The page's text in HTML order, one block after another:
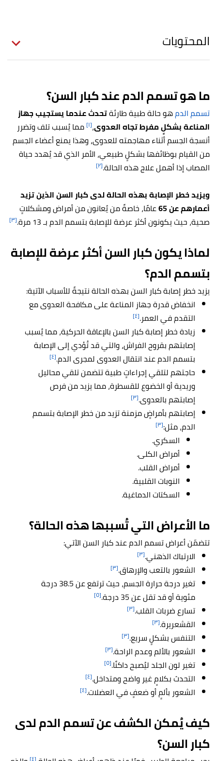
المحتويات
ما هو تسمم الدم عند كبار السن؟
تسمم الدمهو حالة طبية طارئةتحدث عندما يستجيب جهاز
المناعة بشكلٍ مفرط تجاه العدوى،[١] مما يُسبب تلف وتضرر
أنسجة الجسم أثناء مهاجمته للعدوى، وهذا يمنع أعضاء الجسم
من القيام بوظائفها بشكلٍ طبيعي، الأمر الذي قد يُهدد حياة
المصاب إذا أهمل علاج هذه الحالة.[٢]
ويزيد خطر الإصابة بهذه الحالة لدى كبار السن الذين تزيد
أعمارهم عن 65
عامًا، خاصةً من يُعانون من أمراض ومشكلاتٍ
صحية، حيث يكونون أكثر عرضة للإصابة بتسمم الدم بـ 13 مرة.
[٣]
لماذا يكون كبار السن أكثر عرضة للإصابة
بتسمم الدم؟
يزيد خطر إصابة كبار السن بهذه الحالة نتيجةً للأسباب الآتية:
انخفاض قدرة جهاز المناعة على مكافحة العدوى مع
التقدم في العمر.[٤]
زيادة خطر إصابة كبار السن بالإعاقة الحركية، مما يُسبب
إصابتهم بقروح الفراش، والتي قد تُؤدي إلى الإصابة
بتسمم الدم عند انتقال العدوى لمجرى الدم.[٤]
حاجتهم لتلقي إجراءاتٍ طبية تتضمن تلقي محاليل
وريدية أو الخضوع للقسطرة، مما يزيد من فرص
إصابتهم بالعدوى.[٣]
إصابتهم بأمراضٍ مزمنة تزيد من خطر الإصابة بتسمم
الدم، مثل:[٣]
السكري.
أمراض الكلى.
أمراض القلب.
النوبات القلبية.
السكتات الدماغية.
ما الأعراض التي تُسببها هذه الحالة؟
تتضمّن أعراض تسمم الدم عند كبار السن الآتي:
الارتباك الذهني.[٣]
الشعور بالتعب والإرهاق.[٣]
تغير درجة حرارة الجسم، حيث ترتفع عن 38.5 درجة
مئوية أو قد تقل عن 35 درجة.
[٥]
تسارع ضربات القلب.[٣]
القشعريرة.[٣]
التنفس بشكلٍ سريع.[٣]
الشعور بالألم وعدم الراحة.[٣]
تغير لون الجلد ليُصبح داكنًا.[٥]
التحدث بكلامٍ غير واضح ومتداخل.[٤]
الشعور بألمٍ أو ضعفٍ في العضلات.[٤]
كيف يُمكن الكشف عن تسمم الدم لدى
كبار السن؟